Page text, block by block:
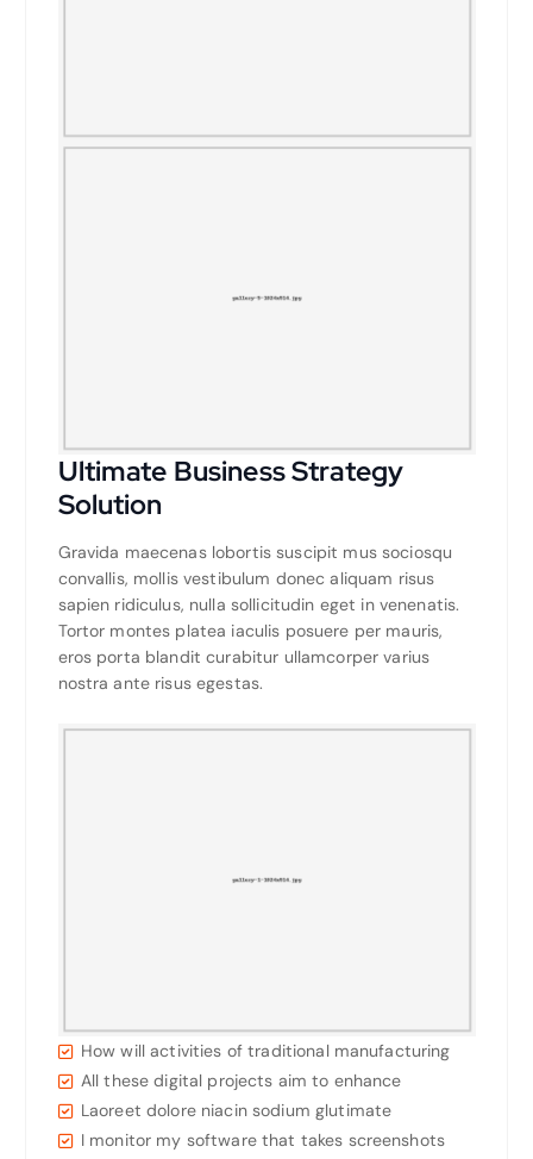
Ultimate Business Strategy
Solution
Gravida maecenas lobortis suscipit mus sociosqu
convallis, mollis vestibulum donec aliquam risus
sapien ridiculus, nulla sollicitudin eget in venenatis.
Tortor montes platea iaculis posuere per mauris,
eros porta blandit curabitur ullamcorper varius
nostra ante risus egestas.
How will activities of traditional manufacturing
All these digital projects aim to enhance
Laoreet dolore niacin sodium glutimate
I monitor my software that takes screenshots